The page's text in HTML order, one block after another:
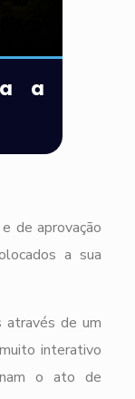
a
de aprovação
a sua
através de um
interativo
o ato de